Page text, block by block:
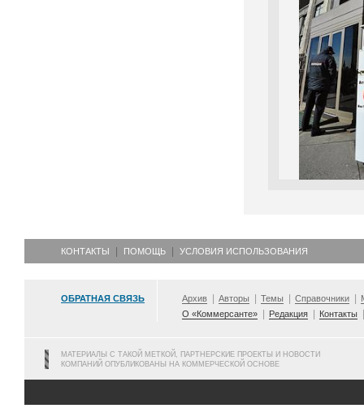
КОНТАКТЫ ПОМОЩЬ УСЛОВИЯ ИСПОЛЬЗОВАНИЯ
ОБРАТНАЯ СВЯЗЬ Архив Авторы Темы Справочники
О «Коммерсанте»
Редакция Контакты
МАТЕРИАЛЫ С ТАКОЙ МЕТКОЙ, ПАРТНЕРСКИЕ ПРОЕКТЫ И НОВОСТИ
КОМПАНИЙ ОПУБЛИКОВАНЫ НА КОММЕРЧЕСКОЙ ОСНОВЕ